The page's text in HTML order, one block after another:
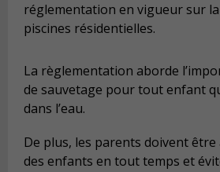
réglementation en vigueur sur
piscines résidentielles.
La règlementation aborde
de sauvetage pour tout enfant
dans l’eau.
De plus, les parents doivent
des enfants en tout temps et